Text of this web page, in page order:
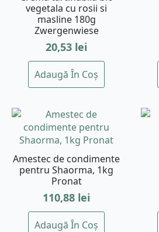
vegetala cu rosii si
masline 180g
Zwergenwiese
20,53 lei
Adaugă În Coș
Amestec de condimente
pentru Shaorma, 1kg
Pronat
110,88 lei
Adaugă În Coș